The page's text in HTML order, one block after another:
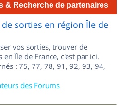
& Recherche de partenaires
sorties en région Île de
vos sorties, trouver de
Île de France, c'est par ici.
: 75, 77, 78, 91, 92, 93, 94,
des Forums